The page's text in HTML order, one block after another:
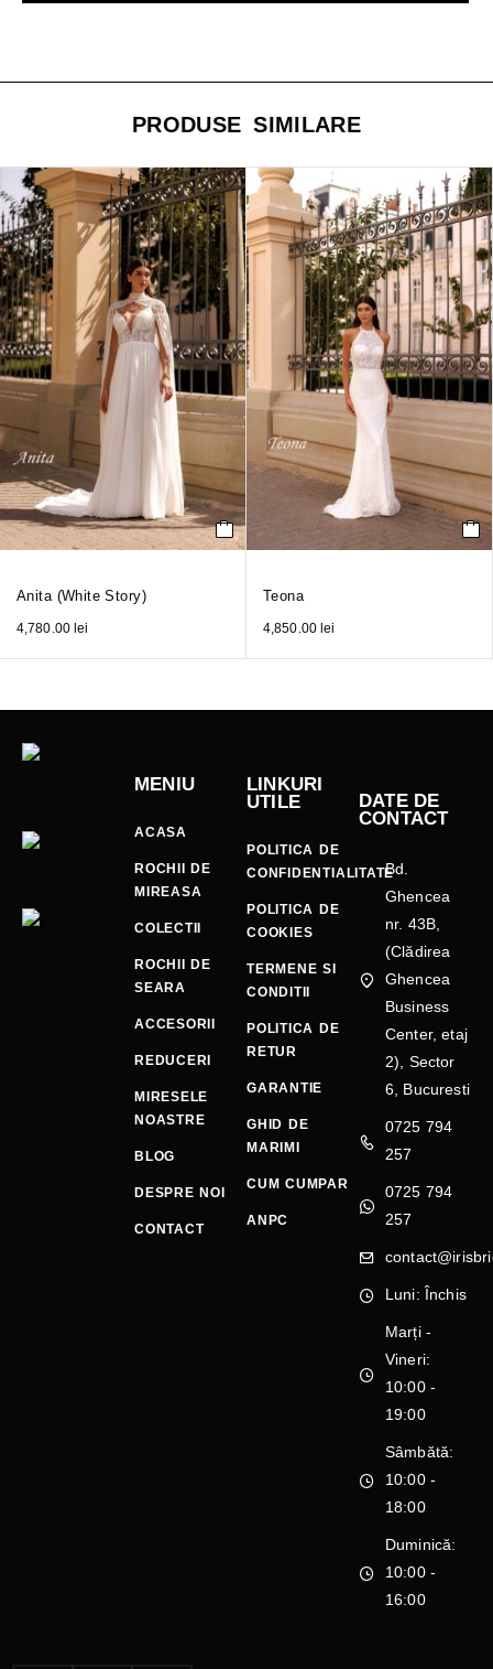
PRODUSE SIMILARE
Anita (White Story)
4,780.00 lei
Teona
4,850.00 lei
MENIU
ACASA
ROCHII DE
MIREASA
COLECTII
ROCHII DE
SEARA
ACCESORII
REDUCERI
MIRESELE
NOASTRE
BLOG
DESPRE NOI
CONTACT
LINKURI
UTILE
POLITICA DE
CONFIDENTIALITATE
POLITICA DE
COOKIES
TERMENE SI
CONDITII
POLITICA DE
RETUR
GARANTIE
GHID DE
MARIMI
CUM CUMPAR
ANPC
DATE DE
CONTACT
Bd.
Ghencea
nr. 43B,
(Clădirea
Ghencea
Business
Center, etaj
2), Sector
6, Bucuresti
0725 794
257
0725 794
257
Luni: Închis
Marți -
Vineri:
10:00 -
19:00
Sâmbătă:
10:00 -
18:00
Duminică:
10:00 -
16:00